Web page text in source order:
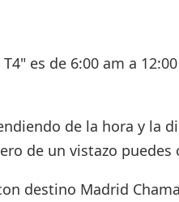
es de 6:00 am a
de la hora y la
de un vistazo puedes
destino Madrid